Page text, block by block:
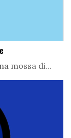
mossa di...